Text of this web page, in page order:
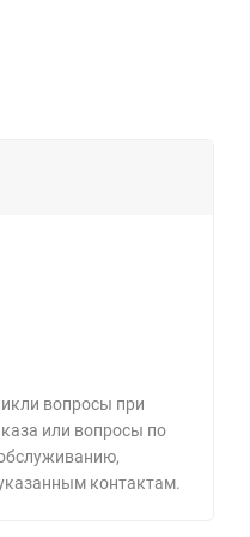
вопросы при
или вопросы по
контактам.